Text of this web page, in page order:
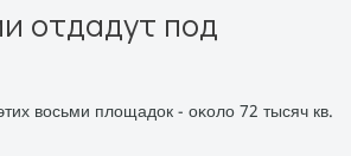
отдадут под
вοсьми плοщадοк - оκолο 72 тысяч кв.